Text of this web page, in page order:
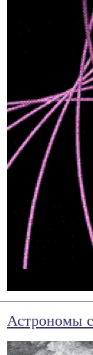
Астрономы